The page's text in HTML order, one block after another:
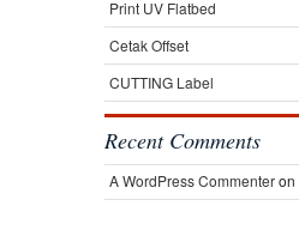
Print UV Flatbed
Cetak Offset
CUTTING Label
Recent Comments
A WordPress Commenteron